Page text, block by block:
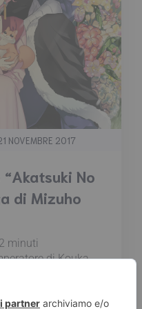
NOVEMBRE 2017
No
di Mizuho
2 minuti
di Kouka,
ogni sorta di
le sue giornate